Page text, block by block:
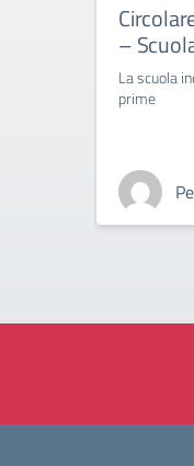
–
La scuola
prime